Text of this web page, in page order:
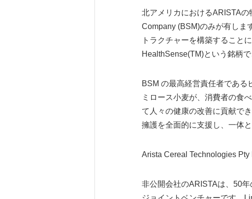
北アメリカにおけるARISTA
Company (BSM)のみが有しま
トラクチャーを構築すること
HealthSense(TM)という銘柄
BSM の最高経営責任者であ
ミロース小麦が、消費者の食
て人々の健康の改善に貢献で
擁護を全面的に支援し、一体
Arista Cereal Technologies Pty
非公開会社のARISTAは、50